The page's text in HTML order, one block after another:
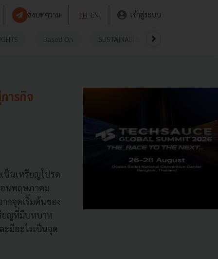
ส่งบทความ TH EN เข้าสู่ระบบ
Based On SUSTAINABLE
ารกิจ
ป็นเหรียญโปรด
อนพฤษภาคม
กจุดเริ่มต้นของ
ยญที่มีบทบาท
มีอะไรเป็นจุด